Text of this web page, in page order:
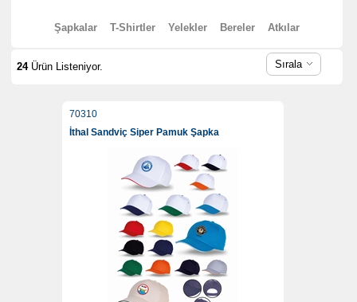
Şapkalar T-Shirtler Yelekler Bereler Atkılar
24Ürün Listeniyor. Sırala
70310
İthal Sandviç Siper Pamuk Şapka